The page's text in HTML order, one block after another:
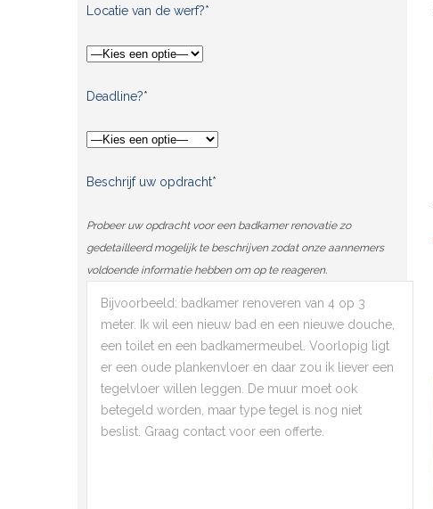
Locatie van de werf?*
Deadline?*
Beschrijf uw opdracht*
Probeer uw opdracht voor een badkamer renovatie zo
gedetailleerd mogelijk te beschrijven zodat onze aannemers
voldoende informatie hebben om op te reageren.